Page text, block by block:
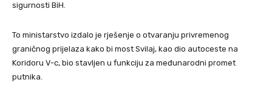
sigurnosti BiH.
To ministarstvo izdalo je rješenje o otvaranju privremenog
graničnog prijelaza kako bi most Svilaj, kao dio autoceste na
Koridoru V-c, bio stavljen u funkciju za međunarodni promet
putnika.